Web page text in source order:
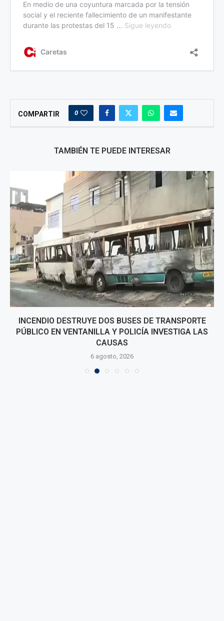
COMPARTIR 0
TAMBIÉN TE PUEDE INTERESAR
INCENDIO DESTRUYE DOS BUSES DE TRANSPORTE
PÚBLICO EN VENTANILLA Y POLICÍA INVESTIGA LAS
CAUSAS
6 agosto, 2026